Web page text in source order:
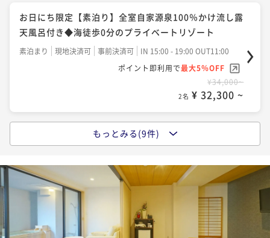
【人気No1】「伊豆の彩り会席」伊豆の贅沢を味わう
旬の山海の幸を堪能～源泉掛け流し温泉～
二食付き 現地決済可 事前決済可
IN 15:00 - 19:00 OUT11:00
ポイント即利用で 最大5％OFF
¥54,000~
2名 ¥ 51,300 ~
【新設】煌めく海面と星空、波音に包まれる贅沢★屋
上ルーフトップバー ナイトビュー確約「海の彩り会
席」
二食付き 現地決済可 事前決済可
IN 15:00 - 19:00 OUT11:00
ポイント即利用で最大5％OFF
¥56,000~
¥ 53,200 ~
お日にち限定【素泊り】全室自家源泉100％かけ流し露
天風呂付き◆海徒歩0分のプライベートリゾート
素泊まり 現地決済可 事前決済可
IN 15:00 - 19:00 OUT11:00
ポイント即利用で最大5％OFF
¥34,000~
2名 ¥ 32,300 ~
【早割20％割引】早期予約限定プラン◆伊豆厳選の海
二食付き 現地決済可 事前決済可
IN 15:00 - 19:00 OUT11:00
ポイント即利用で 最大5％OFF
¥40,000~
¥ 38,000 ~
もっとみる(9件)